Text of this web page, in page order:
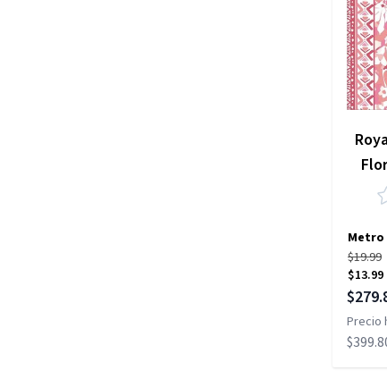
Metro
$19.99
$13.99
Precio
Precio